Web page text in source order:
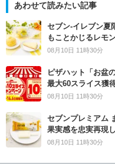
あわせて読みたい記事
セブン‐イレブン夏
もことかじるレモ
08月10日 11時30分
ピザハット「お盆
最大60スライス獲
08月10日 11時30分
セブンプレミアム
果実感を忠実再現
08月10日 11時30分